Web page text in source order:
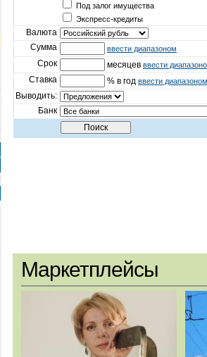
Под залог имущества
Экспресс-кредиты
Валюта
Сумма
ввести диапазоном
Срок месяцев ввести
Ставка % в год ввести диапазоном
Выводить:
Банк
Маркетплейсы